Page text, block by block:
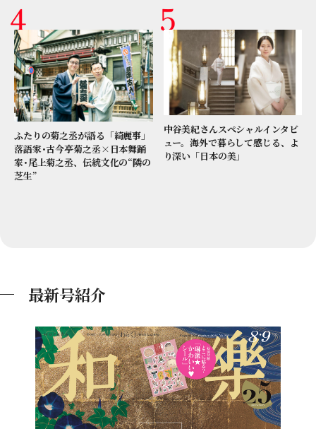
ふたりの菊之丞が語る「綺麗事」
落語家･古今亭菊之丞×日本舞踊
家･尾上菊之丞、伝統文化の“隣の
芝生”
中谷美紀さんスペシャルインタビ
ュー。海外で暮らして感じる、よ
り深い「日本の美」
最新号紹介